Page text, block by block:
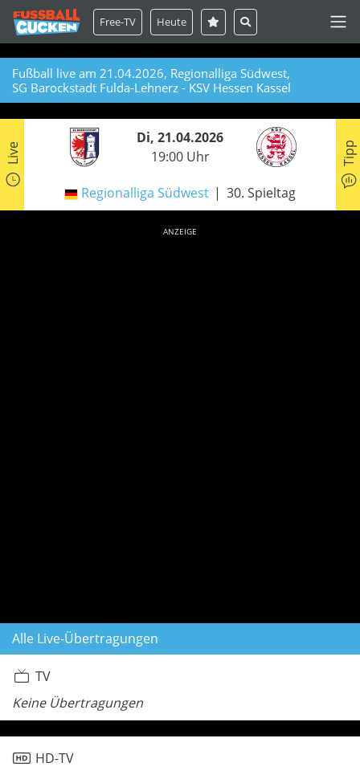
Free-TV Heute
Fußball live am 21.04.2026, Regionalliga Südwest,
SG Barockstadt Fulda-Lehnerz - KSV Hessen Kassel
Live
Di, 21.04.2026
19:00 Uhr
Regionalliga Südwest 30. Spieltag
Tipp
ANZEIGE
Alle Live-Übertragungen
TV
Keine Übertragungen
HD-TV